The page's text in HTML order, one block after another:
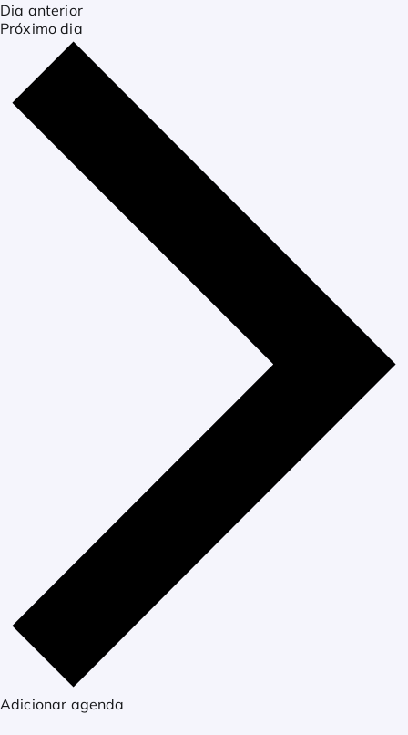
Dia anterior
Próximo dia
Adicionar agenda